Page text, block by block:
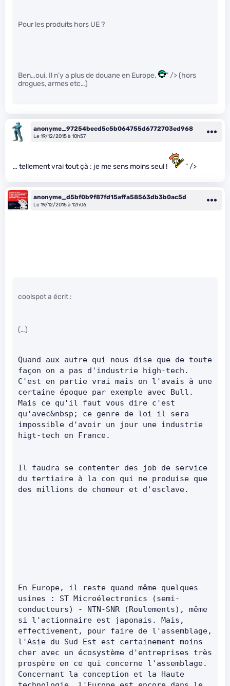
Pour les produits hors UE ?
Ben…oui. Il n’y a plus de douane en Europe.
" /> (hors
drogues, armes etc…)
anonyme_97254becd5c5b064755d6772703ed968
Le 19/12/2015 à 10h57
… tellement vrai tout çà : je me sens moins seul ! " />
anonyme_d5bf0b9f87fd15affa58563db3b0ac5d
Le 19/12/2015 à 12h06
coolspot a écrit :
(…)
Quand aux autre qui nous dise que de toute
façon on a pas d'industrie high-tech.
C'est en partie vrai mais on l'avais à une
certaine époque par exemple avec Bull.
Mais ce qu'il faut vous dire c'est
qu'avec&nbsp; ce genre de loi il sera
impossible d'avoir un jour une industrie
higt-tech en France.
Il faudra se contenter des job de service
du tertiaire à la con qui ne produise que
des millions de chomeur et d'esclave.
En Europe, il reste quand même quelques
usines : ST Microélectronics (semi-
conducteurs) - NTN-SNR (Roulements), même
si l'actionnaire est japonais. Mais,
effectivement, pour faire de l'assemblage,
l'Asie du Sud-Est est certainement moins
cher avec un écosystème d'entreprises très
prospère en ce qui concerne l'assemblage.
Concernant la conception et la Haute